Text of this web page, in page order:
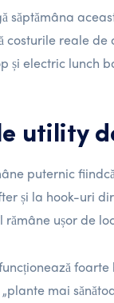
săptămâna
costurile reale
și electric lunch
utility
puternic
și la hook-uri
rămâne ușor de
mai